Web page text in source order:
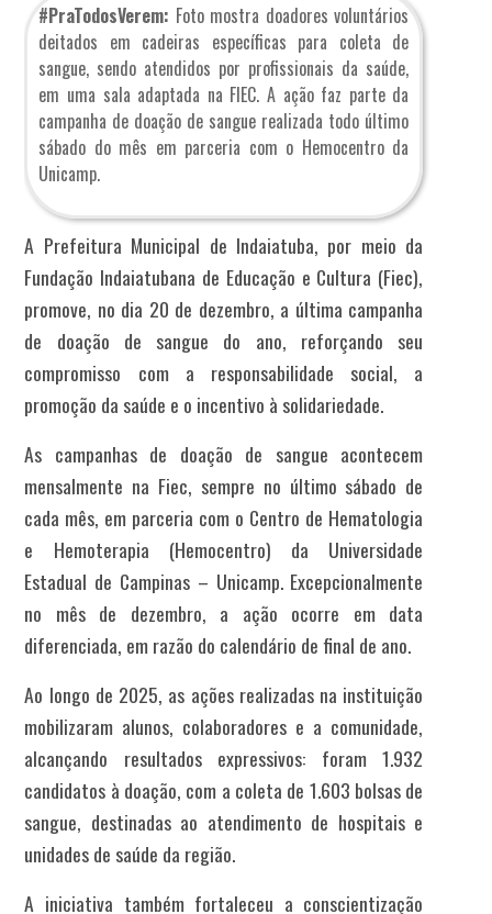
#PraTodosVerem: Foto mostra doadores voluntários
deitados em cadeiras específicas para coleta de
sangue, sendo atendidos por profissionais da saúde,
em uma sala adaptada na FIEC. A ação faz parte da
campanha de doação de sangue realizada todo último
sábado do mês em parceria com o Hemocentro da
Unicamp.
A Prefeitura Municipal de Indaiatuba, por meio da
Fundação Indaiatubana de Educação e Cultura (Fiec),
promove, no dia 20 de dezembro, a última campanha
de doação de sangue do ano, reforçando seu
compromisso com a responsabilidade social, a
promoção da saúde e o incentivo à solidariedade.
As campanhas de doação de sangue acontecem
mensalmente na Fiec, sempre no último sábado de
cada mês, em parceria com o Centro de Hematologia
e Hemoterapia (Hemocentro) da Universidade
Estadual de Campinas – Unicamp. Excepcionalmente
no mês de dezembro, a ação ocorre em data
diferenciada, em razão do calendário de final de ano.
Ao longo de 2025, as ações realizadas na instituição
mobilizaram alunos, colaboradores e a comunidade,
alcançando resultados expressivos: foram 1.932
candidatos à doação, com a coleta de 1.603 bolsas de
sangue, destinadas ao atendimento de hospitais e
unidades de saúde da região.
A iniciativa também fortaleceu a conscientização